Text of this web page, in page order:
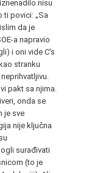
nisu
ti povici: „Sa
da je
a napravio
i oni vide C's
stranku
pakt sa njima.
onda se
je sve
nije ključna
surađivati
(to je